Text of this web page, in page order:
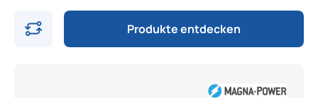
Produkte entdecken